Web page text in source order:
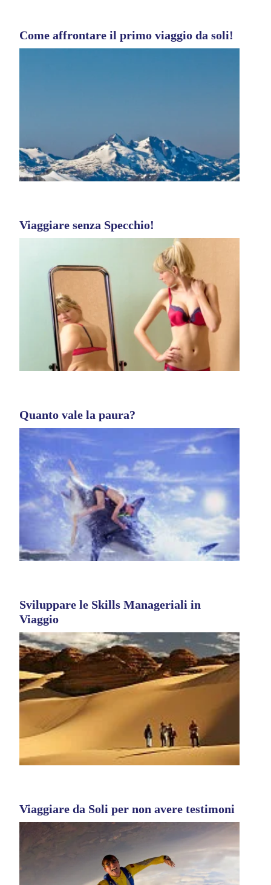
Come affrontare il primo viaggio da soli!
Viaggiare senza Specchio!
Quanto vale la paura?
Sviluppare le Skills Manageriali in
Viaggio
Viaggiare da Soli per non avere testimoni